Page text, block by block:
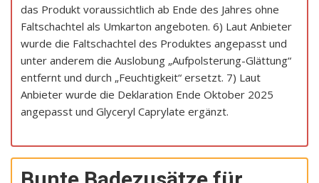
das Produkt voraussichtlich ab Ende des Jahres ohne
Faltschachtel als Umkarton angeboten. 6) Laut Anbieter
wurde die Faltschachtel des Produktes angepasst und
unter anderem die Auslobung „Aufpolsterung-Glättung“
entfernt und durch „Feuchtigkeit“ ersetzt. 7) Laut
Anbieter wurde die Deklaration Ende Oktober 2025
angepasst und Glyceryl Caprylate ergänzt.